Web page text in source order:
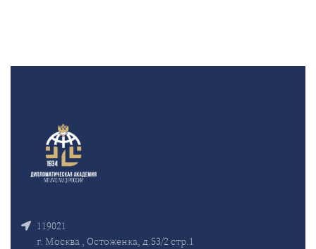
119021
г. Москва , Остоженка, д.53/2 стр.1